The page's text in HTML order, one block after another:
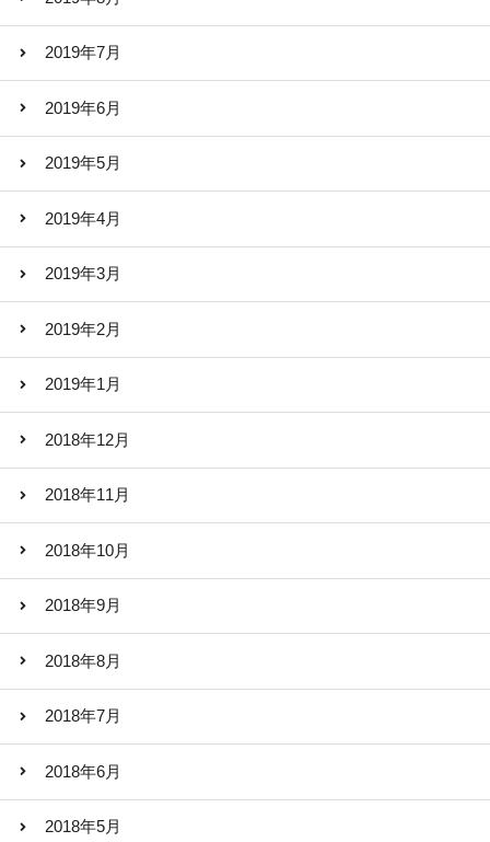
2019年7月
2019年6月
2019年5月
2019年4月
2019年3月
2019年2月
2019年1月
2018年12月
2018年11月
2018年10月
2018年9月
2018年8月
2018年7月
2018年6月
2018年5月